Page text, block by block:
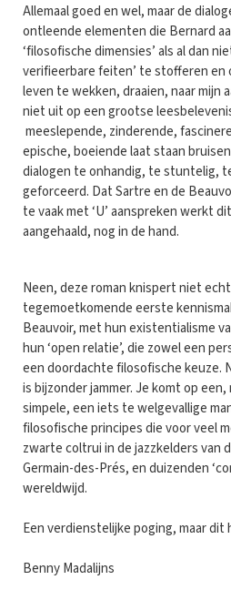
Allemaal goed en wel, maar de
ontleende elementen die Bernard
‘filosofische dimensies’ als al dan
verifieerbare feiten’ te stofferen en
leven te wekken, draaien, naar mijn
niet uit op een grootse
meeslepende, zinderende,
epische, boeiende laat staan
dialogen te onhandig, te stuntelig,
geforceerd. Dat Sartre en de
te vaak met ‘U’ aanspreken werkt
aangehaald, nog in de hand.
Neen, deze roman knispert niet
tegemoetkomende eerste
Beauvoir, met hun existentialisme
hun ‘open relatie’, die zowel een
een doordachte filosofische keuze.
is bijzonder jammer. Je komt op
simpele, een iets te welgevallige
filosofische principes die voor veel
zwarte coltrui in de jazzkelders van
Germain-des-Prés, en duizenden
wereldwijd.
Een verdienstelijke poging, maar
Benny Madalijns